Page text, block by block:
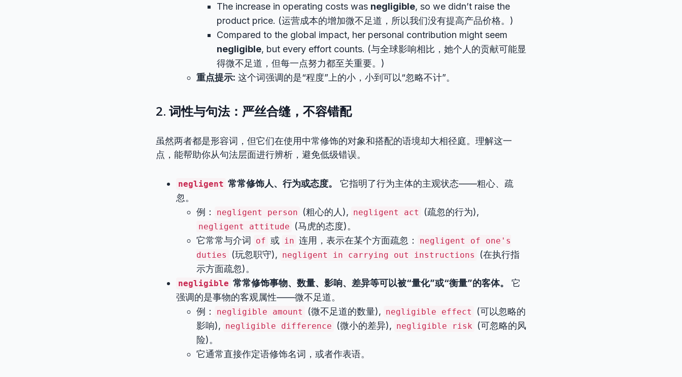
The increase in operating costs was negligible, so we didn’t raise the
product price. (运营成本的增加微不足道，所以我们没有提高产品价格。)
Compared to the global impact, her personal contribution might seem
negligible, but every effort counts. (与全球影响相比，她个人的贡献可能显
得微不足道，但每一点努力都至关重要。)
重点提示: 这个词强调的是“程度”上的小，小到可以“忽略不计”。
2. 词性与句法：严丝合缝，不容错配
虽然两者都是形容词，但它们在使用中常修饰的对象和搭配的语境却大相径庭。理解这一
点，能帮助你从句法层面进行辨析，避免低级错误。
negligent 常常修饰人、行为或态度。
它指明了行为主体的主观状态——粗心、疏
忽。
例：
negligent person (粗心的人), negligent act (疏忽的行为),
negligent attitude
(马虎的态度)。
它常常与介词 of 或 in 连用，表示在某个方面疏忽：
negligent of one's
duties
(玩忽职守), negligent in carrying out instructions
(在执行指
示方面疏忽)。
negligible 常常修饰事物、数量、影响、差异等可以被“量化”或“衡量”的客体。
它
强调的是事物的客观属性——微不足道。
例：
negligible amount (微不足道的数量), negligible effect
(可以忽略的
影响), negligible difference (微小的差异), negligible risk
(可忽略的风
险)。
它通常直接作定语修饰名词，或者作表语。